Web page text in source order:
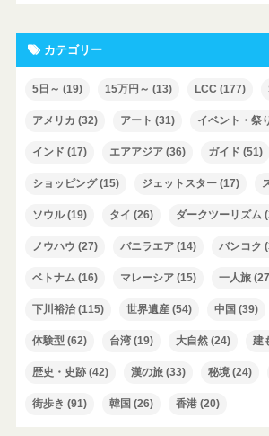
カテゴリー
5日～ (19) 15万円～ (13) LCC (177)
アメリカ (32) アート (31) イベント・祭
インド (17) エアアジア(36) ガイド (51)
ショッピング(15) ジェットスター(17)
ソウル(19) タイ (26) ダークツーリズム
ノウハウ (27) バニラエア(14) バンコク
ベトナム (16) マレーシア(15) 一人旅
下川裕治(115) 世界遺産(54) 中国 (39)
体験型(62) 台湾(19) 大自然(24) 建
歴史・史跡(42) 漢の旅(33) 秘境(24)
街歩き (91) 韓国 (26) 香港(20)